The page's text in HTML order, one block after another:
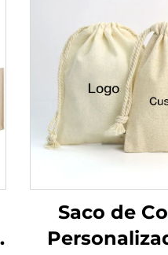
Saco de